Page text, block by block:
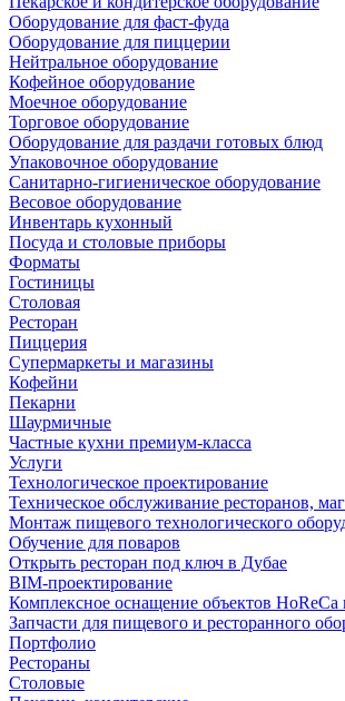
Оборудование для фаст-фуда
Оборудование для пиццерии
Нейтральное оборудование
Кофейное оборудование
Моечное оборудование
Торговое оборудование
Оборудование для раздачи готовых блюд
Упаковочное оборудование
Санитарно-гигиеническое оборудование
Весовое оборудование
Инвентарь кухонный
Посуда и столовые приборы
Форматы
Гостиницы
Столовая
Ресторан
Пиццерия
Супермаркеты и магазины
Кофейни
Пекарни
Шаурмичные
Частные кухни премиум-класса
Услуги
Технологическое проектирование
Техническое обслуживание ресторанов,
Монтаж пищевого технологического
Обучение для поваров
Открыть ресторан под ключ в Дубае
BIM-проектирование
Комплексное оснащение объектов HoReCa
Запчасти для пищевого и ресторанного
Портфолио
Рестораны
Столовые